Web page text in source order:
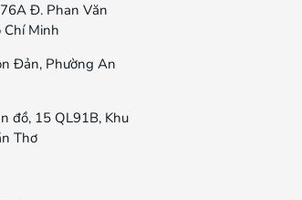
Đ. Phan Văn
Chí Minh
Đản, Phường An
đồ, 15 QL91B, Khu
Thơ